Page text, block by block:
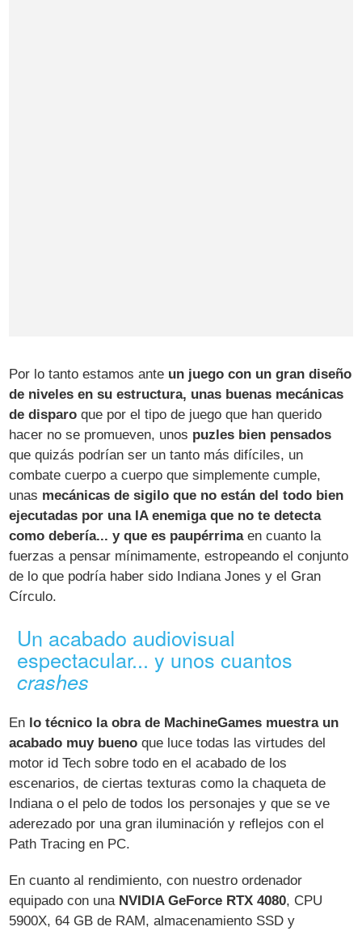
Por lo tanto estamos ante un juego con un gran diseño
de niveles en su estructura, unas buenas mecánicas
de disparo que por el tipo de juego que han querido
hacer no se promueven, unos puzles bien pensados
que quizás podrían ser un tanto más difíciles, un
combate cuerpo a cuerpo que simplemente cumple,
unas mecánicas de sigilo que no están del todo bien
ejecutadas por una IA enemiga que no te detecta
como debería... y que es paupérrimaen cuanto la
fuerzas a pensar mínimamente, estropeando el conjunto
de lo que podría haber sido Indiana Jones y el Gran
Círculo.
Un acabado audiovisual
espectacular... y unos cuantos
crashes
En lo técnico la obra de MachineGames muestra un
acabado muy bueno que luce todas las virtudes del
motor id Tech sobre todo en el acabado de los
escenarios, de ciertas texturas como la chaqueta de
Indiana o el pelo de todos los personajes y que se ve
aderezado por una gran iluminación y reflejos con el
Path Tracing en PC.
En cuanto al rendimiento, con nuestro ordenador
equipado con una NVIDIA GeForce RTX 4080, CPU
5900X, 64 GB de RAM, almacenamiento SSD y